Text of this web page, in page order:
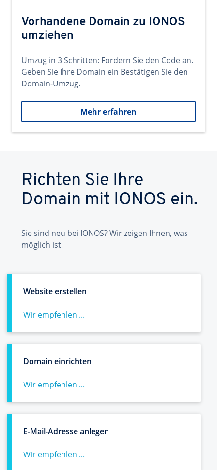
Vorhandene Domain zu IONOS
umziehen
Umzug in 3 Schritten: Fordern Sie den Code an.
Geben Sie Ihre Domain ein Bestätigen Sie den
Domain-Umzug.
Mehr erfahren
Richten Sie Ihre
Domain mit IONOS ein.
Sie sind neu bei IONOS? Wir zeigen Ihnen, was
möglich ist.
Website erstellen
Wir empfehlen ...
Domain einrichten
Wir empfehlen ...
E-Mail-Adresse anlegen
Wir empfehlen ...